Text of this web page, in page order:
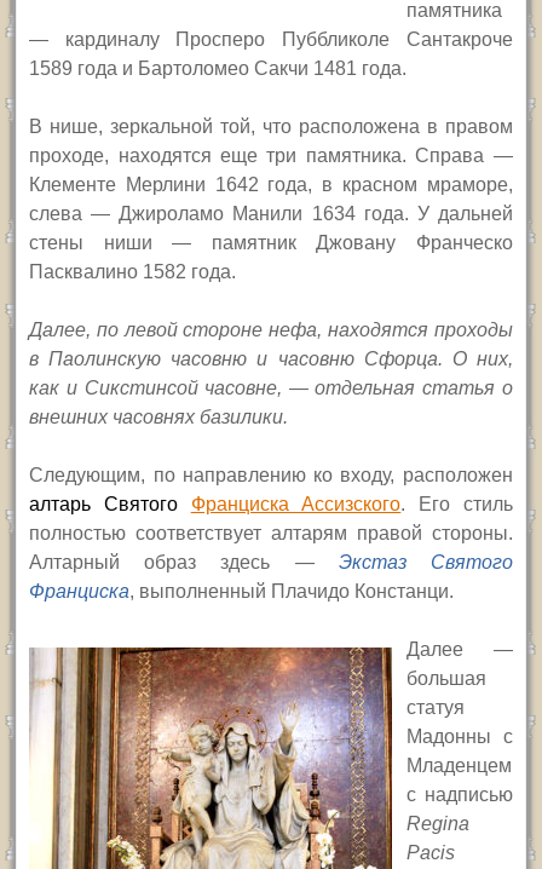
памятника
— кардиналу Просперо Пуббликоле Сантакроче
1589 года и Бартоломео Сакчи 1481 года.
В нише, зеркальной той, что расположена в правом
проходе, находятся еще три памятника. Справа —
Клементе Мерлини 1642 года, в красном мраморе,
слева — Джироламо Манили 1634 года. У дальней
стены ниши — памятник Джовану Франческо
Пасквалино 1582 года.
Далее, по левой стороне нефа, находятся проходы
в Паолинскую часовню и часовню Сфорца. О них,
как и Сикстинсой часовне, — отдельная статья о
внешних часовнях базилики.
Следующим, по направлению ко входу, расположен
алтарь Святого Франциска Ассизского. Его стиль
полностью соответствует алтарям правой стороны.
Алтарный образ здесь — Экстаз Святого
Франциска, выполненный Плачидо Констанци.
Далее —
большая
статуя
Мадонны с
Младенцем
с надписью
Regina
Pacis